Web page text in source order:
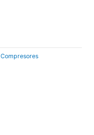
Compresores